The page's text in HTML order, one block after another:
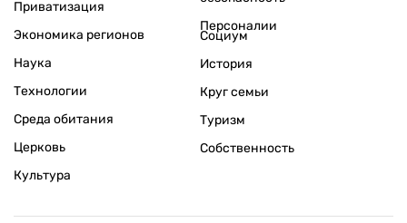
Приватизация
Экономика регионов
Персоналии
Наука
Технологии
Среда обитания
Церковь
Культура
Социум
История
Круг семьи
Туризм
Собственность